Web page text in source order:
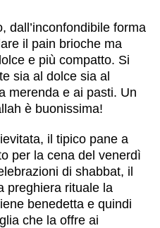
dall’inconfondibile forma
il pain brioche ma
e più compatto. Si
sia al dolce sia al
merenda e ai pasti. Un
è buonissima!
il tipico pane a
per la cena del venerdì
di shabbat, il
preghiera rituale la
benedetta e quindi
che la offre ai